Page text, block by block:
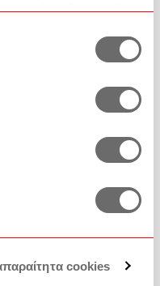
ή τις οποίες
cookies